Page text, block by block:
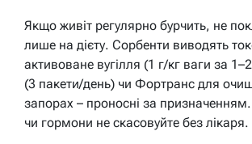
Якщо живіт регулярно бурчить, не
лише на дієту. Сорбенти виводять
активоване вугілля (1 г/кг ваги за
(3 пакети/день) чи Фортранс для
запорах – проносні за призначенням.
чи гормони не скасовуйте без лікаря.